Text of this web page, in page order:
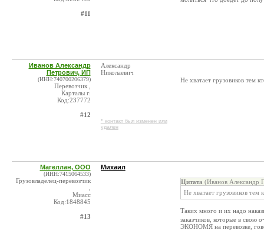
#11
Иванов Александр
Петрович, ИП
(ИНН:740700206379)
Перевозчик ,
Карталы г.
Код:237772
#12
Александр
Николаевич
* контакт был изменен или
удален
Не хватает грузовиков тем
Магеллан, ООО
(ИНН:7415064533)
Грузовладелец-перевозчик
Миасс
Код:1848845
#13
Михаил
Цитата (Иванов Александр
Не хватает грузовиков тем
Таких много и их надо
заказчиков, которые в свою
ЭКОНОМЯ на перевозке,